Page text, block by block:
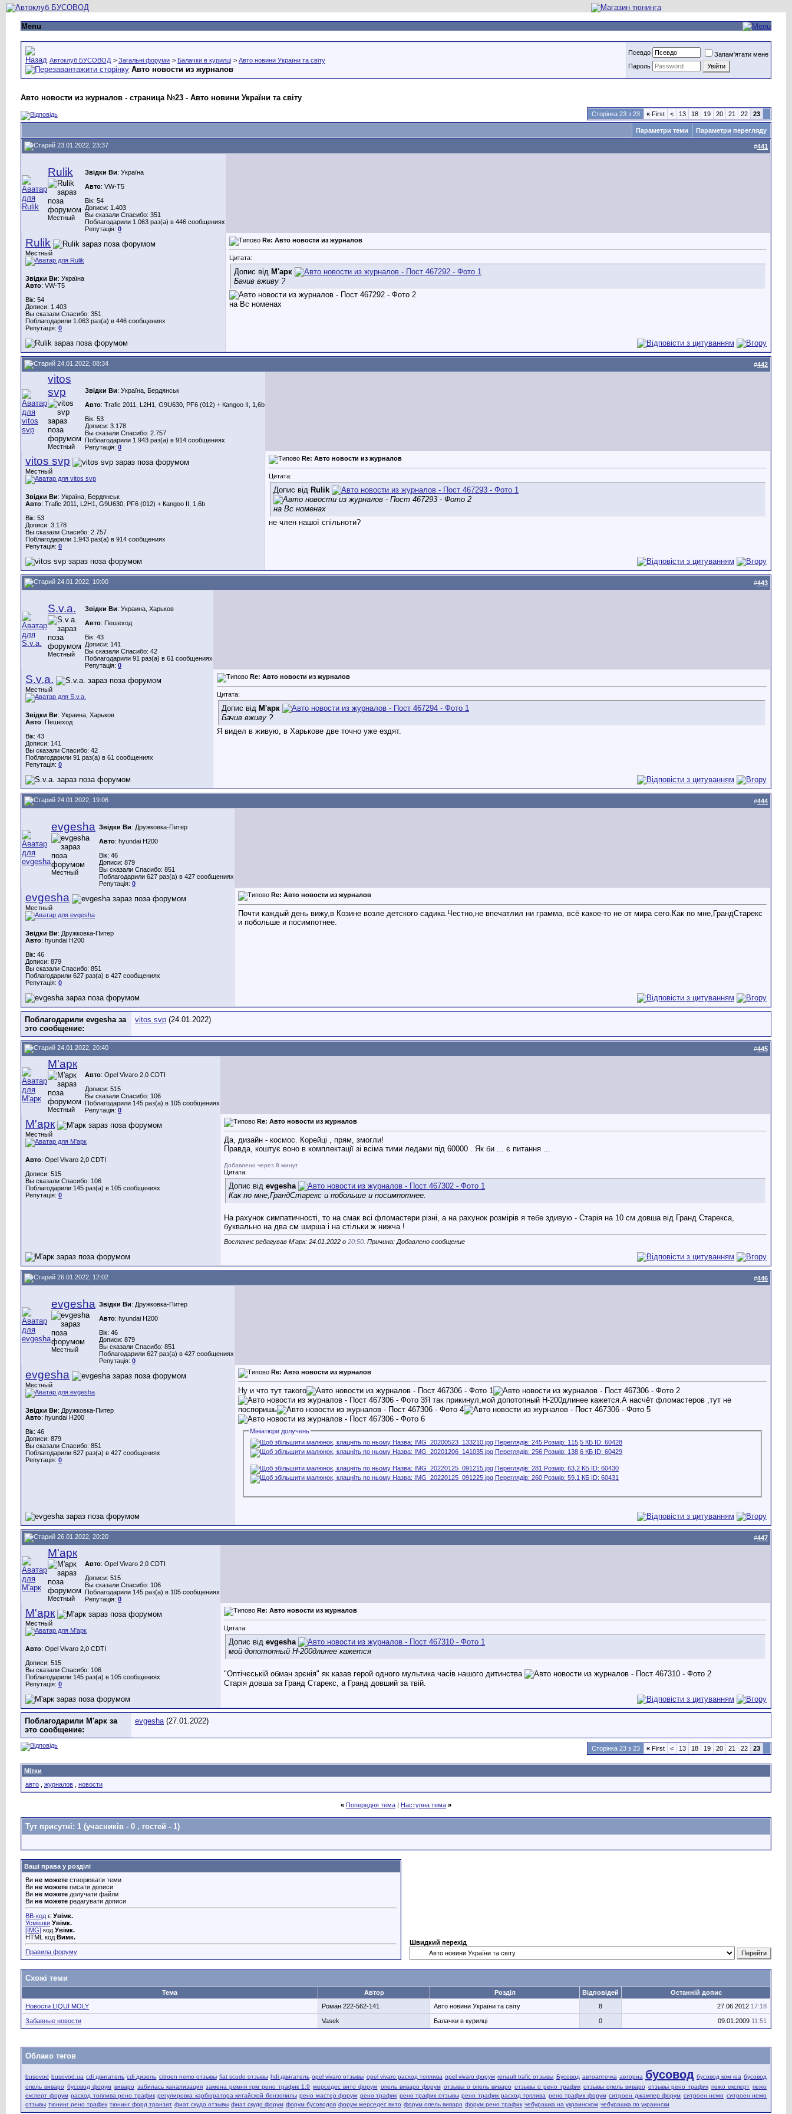
Menu
Автоклуб БУСОВОД > Загальні форуми > Балачки в курилці > Авто новини України та світу
Авто новости из журналов
Псевдо
Запам'ятати мене
Пароль
Авто новости из журналов - страница №23 - Авто новини України та світу
Сторінка 23 з 23 « First < 13 18 19 20 21 22 23
Параметри теми Параметри перегляду
23.01.2022, 23:37 #441
Rulik
Местный
Звідки Ви: Україна
Авто: VW-Т5
Вік: 54
Дописи: 1.403
Вы сказали Спасибо: 351
Поблагодарили 1.063 раз(а) в 446 сообщениях
Репутація: 0
Rulik
Местный
Звідки Ви: Україна
Авто: VW-Т5
Вік: 54
Дописи: 1.403
Вы сказали Спасибо: 351
Поблагодарили 1.063 раз(а) в 446 сообщениях
Репутація: 0
Re: Авто новости из журналов
Цитата:
Допис від М'арк
Бачив вживу ?
на Вс номенах
24.01.2022, 08:34 #442
vitos
svp
Местный
Звідки Ви: Україна, Бердянськ
Авто: Trafic 2011, L2H1, G9U630, PF6 (012) + Каngoo II, 1,6b
Вік: 53
Дописи: 3.178
Вы сказали Спасибо: 2.757
Поблагодарили 1.943 раз(а) в 914 сообщениях
Репутація: 0
vitos svp
Местный
Звідки Ви: Україна, Бердянськ
Авто: Trafic 2011, L2H1, G9U630, PF6 (012) + Каngoo II, 1,6b
Вік: 53
Дописи: 3.178
Вы сказали Спасибо: 2.757
Поблагодарили 1.943 раз(а) в 914 сообщениях
Репутація: 0
Re: Авто новости из журналов
Цитата:
Допис від Rulik
на Вс номенах
не член нашої спільноти?
24.01.2022, 10:00 #443
S.v.a.
Местный
Звідки Ви: Украина, Харьков
Авто: Пешеход
Вік: 43
Дописи: 141
Вы сказали Спасибо: 42
Поблагодарили 91 раз(а) в 61 сообщениях
Репутація: 0
S.v.a.
Местный
Звідки Ви: Украина, Харьков
Авто: Пешеход
Вік: 43
Дописи: 141
Вы сказали Спасибо: 42
Поблагодарили 91 раз(а) в 61 сообщениях
Репутація: 0
Re: Авто новости из журналов
Цитата:
Допис від М'арк
Бачив вживу ?
Я видел в живую, в Харькове две точно уже ездят.
24.01.2022, 19:06 #444
evgesha
Местный
Звідки Ви: Дружковка-Питер
Авто: hyundai H200
Вік: 46
Дописи: 879
Вы сказали Спасибо: 851
Поблагодарили 627 раз(а) в 427 сообщениях
Репутація: 0
evgesha
Местный
Звідки Ви: Дружковка-Питер
Авто: hyundai H200
Вік: 46
Дописи: 879
Вы сказали Спасибо: 851
Поблагодарили 627 раз(а) в 427 сообщениях
Репутація: 0
Re: Авто новости из журналов
Почти каждый день вижу,в Козине возле детского садика.Честно,не впечатлил ни грамма, всё какое-то не от мира сего.Как по мне,ГрандСтарекс
и побольше и посимпотнее.
Поблагодарили evgesha за
это сообщение:
vitos svp (24.01.2022)
24.01.2022, 20:40 #445
М'арк
Местный
Авто: Opel Vivaro 2,0 CDTI
Дописи: 515
Вы сказали Спасибо: 106
Поблагодарили 145 раз(а) в 105 сообщениях
Репутація: 0
М'арк
Местный
Авто: Opel Vivaro 2,0 CDTI
Дописи: 515
Вы сказали Спасибо: 106
Поблагодарили 145 раз(а) в 105 сообщениях
Репутація: 0
Re: Авто новости из журналов
Да, дизайн - космос. Корейці , прям, змогли!
Правда, коштує воно в комплектації зі всіма тими ледами під 60000 . Як би ... є питання ...
Добавлено через 8 минут
Цитата:
Допис від evgesha
Как по мне,ГрандСтарекс и побольше и посимпотнее.
На рахунок симпатичності, то на смак всі фломастери різні, а на рахунок розмірів я тебе здивую - Старія на 10 см довша від Гранд Старекса,
буквально на два см ширша і на стільки ж нижча !
Востаннє редагував М'арк: 24.01.2022 о 20:50 . Причина: Добавлено сообщение
26.01.2022, 12:02 #446
evgesha
Местный
Звідки Ви: Дружковка-Питер
Авто: hyundai H200
Вік: 46
Дописи: 879
Вы сказали Спасибо: 851
Поблагодарили 627 раз(а) в 427 сообщениях
Репутація: 0
evgesha
Местный
Звідки Ви: Дружковка-Питер
Авто: hyundai H200
Вік: 46
Дописи: 879
Вы сказали Спасибо: 851
Поблагодарили 627 раз(а) в 427 сообщениях
Репутація: 0
Re: Авто новости из журналов
Ну и что тут такого
Я так прикинул,мой допотопный Н-200длинее кажется.А насчёт фломастеров ,тут не
поспоришь
Мініатюри долучень
26.01.2022, 20:20 #447
М'арк
Местный
Авто: Opel Vivaro 2,0 CDTI
Дописи: 515
Вы сказали Спасибо: 106
Поблагодарили 145 раз(а) в 105 сообщениях
Репутація: 0
М'арк
Местный
Авто: Opel Vivaro 2,0 CDTI
Дописи: 515
Вы сказали Спасибо: 106
Поблагодарили 145 раз(а) в 105 сообщениях
Репутація: 0
Re: Авто новости из журналов
Цитата:
Допис від evgesha
мой допотопный Н-200длинее кажется
"Оптічєській обман зрєнія" як казав герой одного мультика часів нашого дитинства
Старія довша за Гранд Старекс, а Гранд довший за твій.
Поблагодарили М'арк за
это сообщение:
evgesha (27.01.2022)
Сторінка 23 з 23 « First < 13 18 19 20 21 22 23
Мітки
авто
журналов новости
« Попередня тема | Наступна тема »
Тут присутні: 1 (учасників - 0 , гостей - 1)
Ваші права у розділі
Ви не можете створювати теми
Ви не можете писати дописи
Ви не можете долучати файли
Ви не можете редагувати дописи
BB-код є Увімк.
Усмішки Увімк.
[IMG] код Увімк.
HTML код Вимк.
Правила форуму
Швидкий перехід
Схожі теми
Тема Автор Розділ Відповідей
Останній допис
Новости LIQUI MOLY
Роман 222-562-141 Авто новини України та світу 8 27.06.2012 17:18
Забавные новости Vasek Балачки в курилці 0 09.01.2009 11:51
Облако тегов
busovod busovod.ua cdi двигатель cdi дизель citroen nemo отзывы fiat scudo отзывы hdi двигатель opel vivaro отзывы opel vivaro расход топлива opel vivaro форум renault trafic отзывы Бусовод автоаптечка авториа бусовод бусовод ком юа бусовод
опель виваро бусовод форум виваро забилась канализация замена ремня грм рено трафик 1.9 мерседес вито форум опель виваро форум отзывы о опель виваро отзывы о рено трафик отзывы опель виваро отзывы рено трафик пежо експерт пежо
експерт форум расход топлива рено трафик регулировка карбюратора китайской бензопилы рено мастер форум рено трафик рено трафик отзывы рено трафик расход топлива рено трафик форум ситроен джампер форум ситроен немо ситроен немо
отзывы тюнинг рено трафик тюнинг форд транзит фиат скудо отзывы фиат скудо форум форум бусоводов форум мерседес вито форум опель виваро форум рено трафик чебурашка на украинском чебурашка по украински